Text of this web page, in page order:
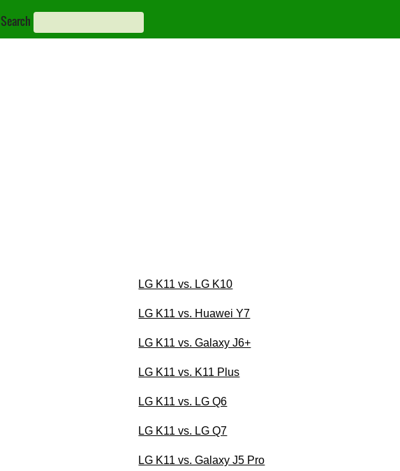
Search
LG K11 vs. LG K10
LG K11 vs. Huawei Y7
LG K11 vs. Galaxy J6+
LG K11 vs. K11 Plus
LG K11 vs. LG Q6
LG K11 vs. LG Q7
LG K11 vs. Galaxy J5 Pro